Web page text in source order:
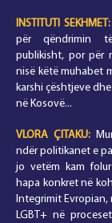
INSTITUTI SEKHMET:
për qëndrimin
publikisht, por për
nisë këtë muhabet
karshi çështjeve
në Kosovë...
VLORA ÇITAKU:
ndër politikanet e
jo vetëm kam
hapa konkret në
Integrimit
LGBT+ në